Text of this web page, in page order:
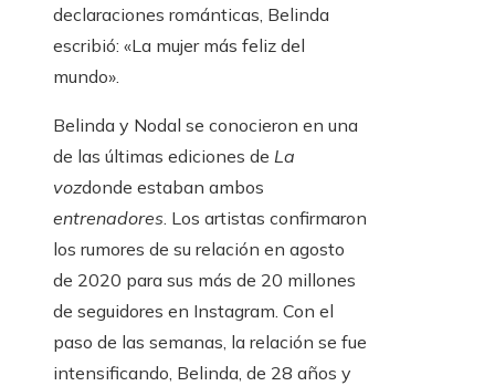
declaraciones románticas, Belinda
escribió: «La mujer más feliz del
mundo».
Belinda y Nodal se conocieron en una
de las últimas ediciones de La
vozdonde estaban ambos
entrenadores. Los artistas confirmaron
los rumores de su relación en agosto
de 2020 para sus más de 20 millones
de seguidores en Instagram. Con el
paso de las semanas, la relación se fue
intensificando, Belinda, de 28 años y